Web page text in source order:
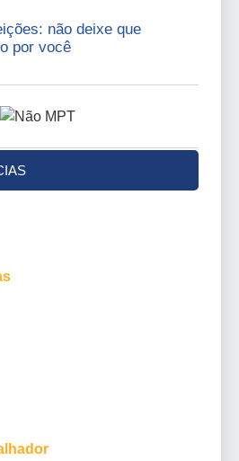
não deixe que
por você